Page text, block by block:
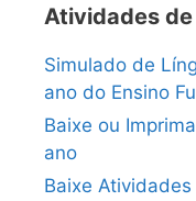
Atividades de
Simulado de
ano do Ensino
Baixe ou
ano
Baixe